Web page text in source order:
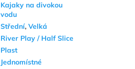
Kajaky na divokou
vodu
Střední,Velká
River Play / Half Slice
Plast
Jednomístné